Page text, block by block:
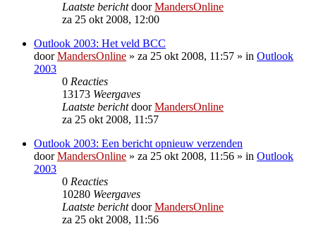
Laatste berichtdoorMandersOnline
za 25 okt 2008, 12:00
Outlook 2003: Het veld BCC
doorMandersOnline » za 25 okt 2008, 11:57 » in Outlook
2003
0 Reacties
13173 Weergaves
Laatste berichtdoorMandersOnline
za 25 okt 2008, 11:57
Outlook 2003: Een bericht opnieuw verzenden
doorMandersOnline » za 25 okt 2008, 11:56 » in Outlook
2003
0 Reacties
10280 Weergaves
Laatste berichtdoorMandersOnline
za 25 okt 2008, 11:56